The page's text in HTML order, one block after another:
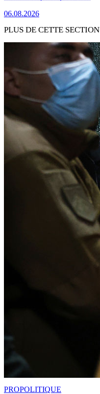
06.08.2026
PLUS DE CETTE SECTION
PROPOLITIQUE